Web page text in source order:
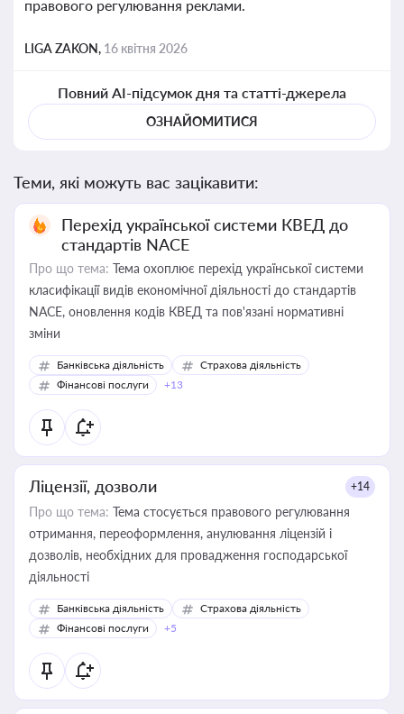
правового регулювання реклами.
LIGA ZAKON, 16 квітня 2026
Повний AI-підсумок дня та статті-джерела
ОЗНАЙОМИТИСЯ
Теми, які можуть вас зацікавити:
Перехід української системи КВЕД до
стандартів NACE
Про що тема: Тема охоплює перехід української системи
класифікації видів економічної діяльності до стандартів
NACE, оновлення кодів КВЕД та пов'язані нормативні
зміни
Банківська діяльність
Страхова діяльність
Фінансові послуги
+13
Ліцензії, дозволи +14
Про що тема: Тема стосується правового регулювання
отримання, переоформлення, анулювання ліцензій і
дозволів, необхідних для провадження господарської
діяльності
Банківська діяльність
Страхова діяльність
Фінансові послуги
+5